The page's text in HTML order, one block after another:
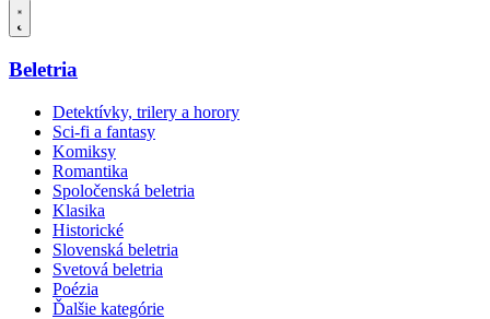
Beletria
Detektívky, trilery a horory
Sci-fi a fantasy
Komiksy
Romantika
Spoločenská beletria
Klasika
Historické
Slovenská beletria
Svetová beletria
Poézia
Ďalšie kategórie